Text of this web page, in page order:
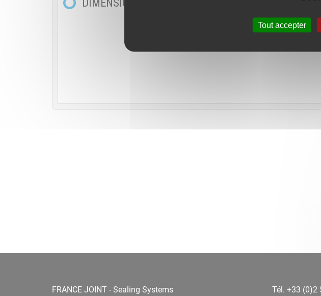
DIMENSIONS
Uniquement sur demande
FRANCE JOINT - Sealing Systems Tél. +33 (0)2
Tout accepter